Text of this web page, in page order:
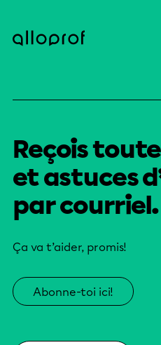
Reçois
et astuces
par courriel.
Ça va t’aider, promis!
Abonne-toi ici!